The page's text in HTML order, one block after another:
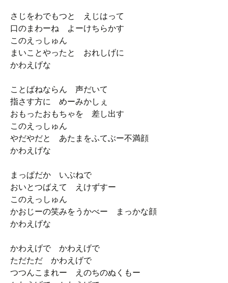
さじをわでもつと えじはって
口のまわーね よーけちらかす
このえっしゅん
まいことやったと おれしげに
かわえげな
ことばねならん 声だいて
指さす方に めーみかしぇ
おもったおもちゃを 差し出す
このえっしゅん
やだやだと あたまをふてぶー不満顔
かわえげな
まっぱだか いぶねで
おいとつばえて えけずすー
このえっしゅん
かおじーの笑みをうかべー まっかな顔
かわえげな
かわえげで かわえげで
ただただ かわえげで
つつんこまれー えのちのぬくもー